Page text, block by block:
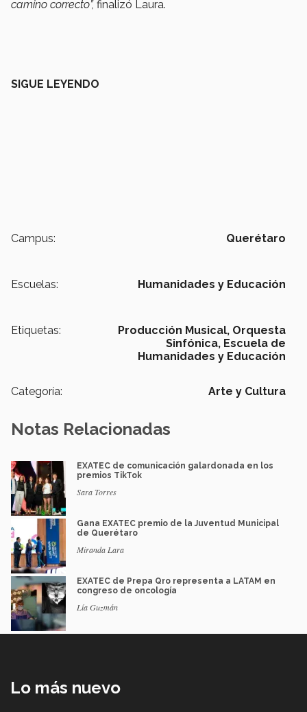
camino correcto”, finalizó Laura.
SIGUE LEYENDO
Campus: Querétaro
Escuelas: Humanidades y Educación
Etiquetas: Producción Musical, Orquesta
Sinfónica, Escuela de
Humanidades y Educación
Categoría: Arte y Cultura
Notas Relacionadas
EXATEC de comunicación galardonada en los
premios TikTok
Sara Torres
Gana EXATEC premio de la Juventud Municipal
de Querétaro
Miranda Lara
EXATEC de Prepa Qro representa a LATAM en
congreso de oncología
Lía Guzmán
Lo más nuevo